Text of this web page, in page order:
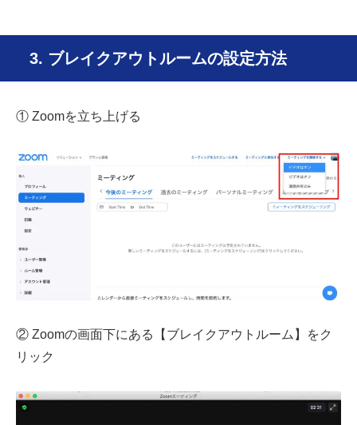
3. ブレイクアウトルームの設定方法
① Zoomを立ち上げる
② Zoomの画面下にある【ブレイクアウトルーム】をク
リック